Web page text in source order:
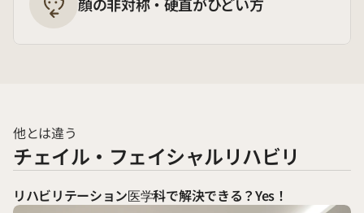
他とは違う
チェイル・フェイシャルリハビリ
リハビリテーション医学科で解決できる？Yes！